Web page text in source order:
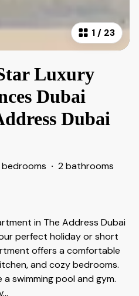
1 / 23
Luxury
Dubai
Dubai
bedrooms · 2 bathrooms
in The Address Dubai
perfect holiday or short
offers a comfortable
and cozy bedrooms.
a swimming pool and gym.
...